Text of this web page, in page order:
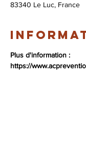
83340 Le Luc, France
Plus d'information :
https://